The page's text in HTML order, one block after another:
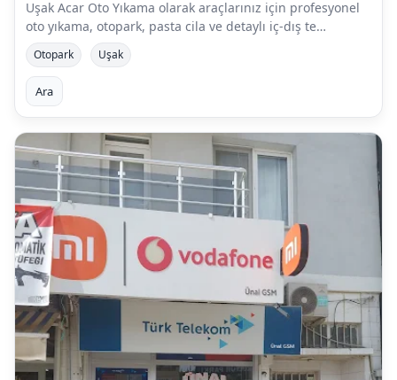
Uşak Acar Oto Yıkama olarak araçlarınız için profesyonel
oto yıkama, otopark, pasta cila ve detaylı iç-dış te…
Otopark Uşak
Ara